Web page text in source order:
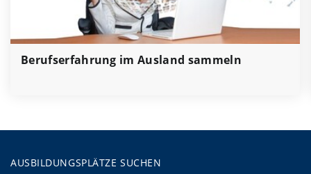
Berufserfahrung im Ausland sammeln
AUSBILDUNGSPLÄTZE SUCHEN